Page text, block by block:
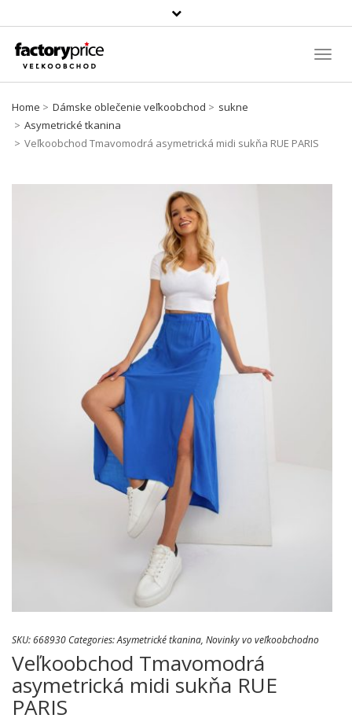
Szukaj
produktu
Home Dámske oblečenie veľkoobchod
sukne
Asymetrické tkanina
Veľkoobchod Tmavomodrá asymetrická midi sukňa RUE PARIS
SKU:668930 Categories:Asymetrické tkanina, Novinky vo veľkoobchodno
Veľkoobchod Tmavomodrá
asymetrická midi sukňa RUE
PARIS